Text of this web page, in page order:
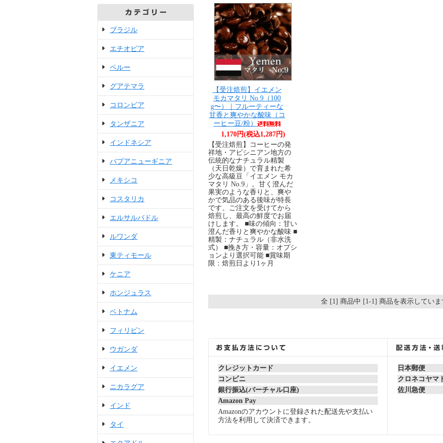
ブラジル
エチオピア
ペルー
グアテマラ
コロンビア
タンザニア
インドネシア
パプアニューギニア
メキシコ
コスタリカ
エルサルバドル
ルワンダ
東ティモール
ケニア
ホンジュラス
ベトナム
フィリピン
ウガンダ
イエメン
ニカラグア
インド
タイ
【受注焙煎】イエメン
モカマタリ No.9（100
g〜）｜フルーティーな
甘香と爽やかな酸味（コ
ーヒー豆/粉）
1,170円(税込1,287円)
【受注焙煎】コーヒーの発
祥地・アビシニアン地方の
伝統的なナチュラル精製
（天日乾燥）で育まれた希
少な高級豆「イエメン モカ
マタリ No.9」。甘く澄んだ
果実のような香りと、爽や
かで気品のある後味が特長
です。ご注文を受けてから
焙煎し、最高の鮮度でお届
けします。 ■味の傾向：甘い
澄んだ香りと爽やかな酸味 ■
精製：ナチュラル（非水洗
式） ■挽き方・容量：オプシ
ョンより選択可能 ■賞味期
限：焙煎日より1ヶ月
全 [1] 商品中 [1-1] 商品を表示していま
クレジットカード
コンビニ
銀行振込(バーチャル口座)
Amazon Pay
Amazonのアカウントに登録された配送先や支払い
方法を利用して決済できます。
日本郵便
クロネコヤマ
佐川急便